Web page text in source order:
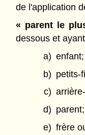
de l'application
« parent le
dessous et
a) enfant;
b) petits-
c)
d) parent;
e) frère